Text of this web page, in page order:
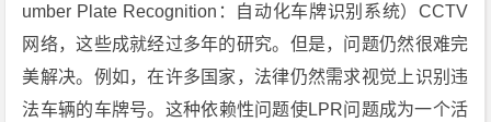
umber Plate Recognition：自动化车牌识别系统）CCTV
网络，这些成就经过多年的研究。但是，问题仍然很难完
美解决。例如，在许多国家，法律仍然需求视觉上识别违
法车辆的车牌号。这种依赖性问题使LPR问题成为一个活